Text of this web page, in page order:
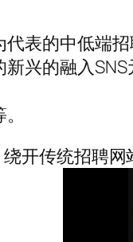
表的中低端招
兴的融入SNS
开传统招聘